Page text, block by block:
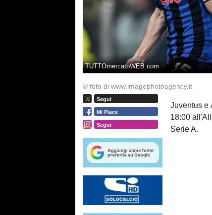
TUTTOmercatoWEB.com
© foto di www.imagephotoagency.it
Segui
Mi Piace
Segui
Juventus e
18:00
Serie A.